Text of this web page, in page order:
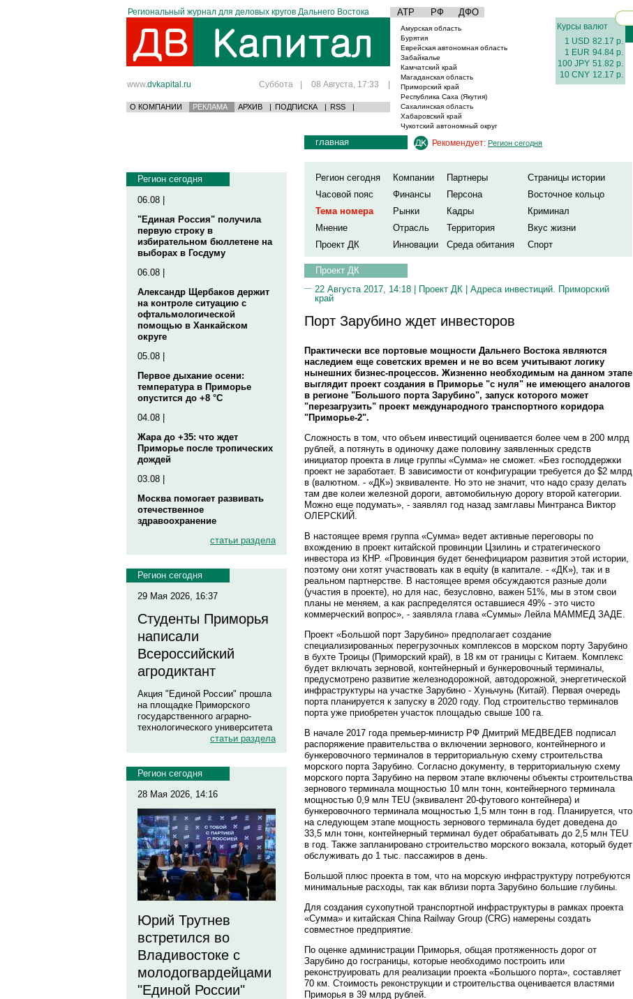
Региональный журнал для деловых кругов Дальнего Востока АТР РФ ДФО
www.dvkapital.ru Суббота | 08 Августа, 17:33 |
О КОМПАНИИ РЕКЛАМА АРХИВ | ПОДПИСКА | RSS |
Амурская область
Бурятия
Еврейская автономная область
Забайкалье
Камчатский край
Магаданская область
Приморский край
Республика Саха (Якутия)
Сахалинская область
Хабаровский край
Чукотский автономный округ
Курсы валют
1 USD 82.17 р.
1 EUR 94.84 р.
100 JPY 51.82 р.
10 CNY 12.17 р.
Регион сегодня
06.08 |
"Единая Россия" получила
первую строку в
избирательном бюллетене на
выборах в Госдуму
06.08 |
Александр Щербаков держит
на контроле ситуацию с
офтальмологической
помощью в Ханкайском
округе
05.08 |
Первое дыхание осени:
температура в Приморье
опустится до +8 °C
04.08 |
Жара до +35: что ждет
Приморье после тропических
дождей
03.08 |
Москва помогает развивать
отечественное
здравоохранение
статьи раздела
Регион сегодня
29 Мая 2026, 16:37
Студенты Приморья
написали
Всероссийский
агродиктант
Акция "Единой России" прошла
на площадке Приморского
государственного аграрно-
технологического университета
статьи раздела
Регион сегодня
28 Мая 2026, 14:16
Юрий Трутнев
встретился во
Владивостоке с
молодогвардейцами
"Единой России"
главная Рекомендует: Регион сегодня
Регион сегодня Компании Партнеры
Страницы истории
Часовой пояс
Финансы Персона
Восточное кольцо
Тема номера
Рынки Кадры
Криминал
Мнение
Отрасль Территория
Вкус жизни
Проект ДК
Инновации Среда обитания Спорт
Проект ДК
22 Августа 2017, 14:18 | Проект ДК | Адреса инвестиций. Приморский
край
Порт Зарубино ждет инвесторов
Практически все портовые мощности Дальнего Востока являются
наследием еще советских времен и не во всем учитывают логику
нынешних бизнес-процессов. Жизненно необходимым на данном этапе
выглядит проект создания в Приморье "с нуля" не имеющего аналогов
в регионе "Большого порта Зарубино", запуск которого может
"перезагрузить" проект международного транспортного коридора
"Приморье-2".
Сложность в том, что объем инвестиций оценивается более чем в 200 млрд
рублей, а потянуть в одиночку даже половину заявленных средств
инициатор проекта в лице группы «Сумма» не сможет. «Без господдержки
проект не заработает. В зависимости от конфигурации требуется до $2 млрд
в (валютном. - «ДК») эквиваленте. Но это не значит, что надо сразу делать
там две колеи железной дороги, автомобильную дорогу второй категории.
Можно еще подумать», - заявлял год назад замглавы Минтранса Виктор
ОЛЕРСКИЙ.
В настоящее время группа «Сумма» ведет активные переговоры по
вхождению в проект китайской провинции Цзилинь и стратегического
инвестора из КНР. «Провинция будет бенефициаром развития этой истории,
поэтому они хотят участвовать как в equity (в капитале. - «ДК»), так и в
реальном партнерстве. В настоящее время обсуждаются разные доли
(участия в проекте), но для нас, безусловно, важен 51%, мы в этом свои
планы не меняем, а как распределятся оставшиеся 49% - это чисто
коммерческий вопрос», - заявляла глава «Суммы» Лейла МАММЕД ЗАДЕ.
Проект «Большой порт Зарубино» предполагает создание
специализированных перегрузочных комплексов в морском порту Зарубино
в бухте Троицы (Приморский край), в 18 км от границы с Китаем. Комплекс
будет включать зерновой, контейнерный и бункеровочный терминалы,
предусмотрено развитие железнодорожной, автодорожной, энергетической
инфраструктуры на участке Зарубино - Хуньчунь (Китай). Первая очередь
порта планируется к запуску в 2020 году. Под строительство терминалов
порта уже приобретен участок площадью свыше 100 га.
В начале 2017 года премьер-министр РФ Дмитрий МЕДВЕДЕВ подписал
распоряжение правительства о включении зернового, контейнерного и
бункеровочного терминалов в территориальную схему строительства
морского порта Зарубино. Согласно документу, в территориальную схему
морского порта Зарубино на первом этапе включены объекты строительства
зернового терминала мощностью 10 млн тонн, контейнерного терминала
мощностью 0,9 млн TEU (эквивалент 20-футового контейнера) и
бункеровочного терминала мощностью 1,5 млн тонн в год. Планируется, что
на следующем этапе мощность зернового терминала будет доведена до
33,5 млн тонн, контейнерный терминал будет обрабатывать до 2,5 млн TEU
в год. Также запланировано строительство морского вокзала, который будет
обслуживать до 1 тыс. пассажиров в день.
Большой плюс проекта в том, что на морскую инфраструктуру потребуются
минимальные расходы, так как вблизи порта Зарубино большие глубины.
Для создания сухопутной транспортной инфраструктуры в рамках проекта
«Сумма» и китайская China Railway Group (CRG) намерены создать
совместное предприятие.
По оценке администрации Приморья, общая протяженность дорог от
Зарубино до госграницы, которые необходимо построить или
реконструировать для реализации проекта «Большого порта», составляет
70 км. Стоимость реконструкции и строительства оценивается властями
Приморья в 39 млрд рублей.